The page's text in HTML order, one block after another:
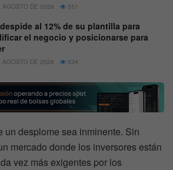
AGOSTO DE 2026 551
al 12% de su plantilla para
el negocio y posicionarse para
AGOSTO DE 2026 534
un desplome sea inminente. Sin
mercado donde los inversores están
vez más exigentes por los